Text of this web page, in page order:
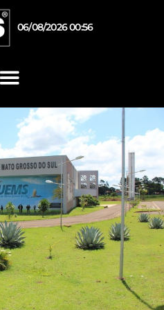
06/08/2026 00:56